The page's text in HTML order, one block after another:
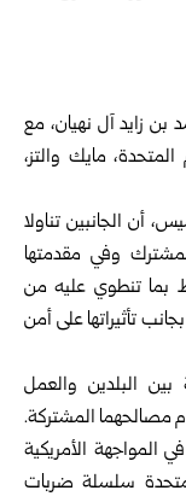
بن زايد آل نهيان، مع
مايك والتز،
أن الجانبين تناولا
وفي مقدمتها
بما تنطوي عليه من
‏تأثيراتها على أمن
بين البلدين والعمل
مصالحهما المشتركة.‏
الأمريكية
المتحدة سلسلة ضربات